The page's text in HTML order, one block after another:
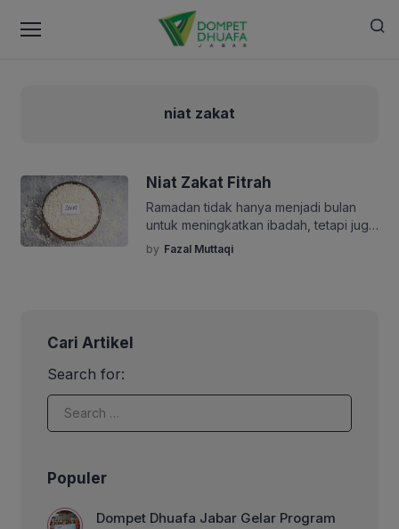
niat zakat
Niat Zakat Fitrah
Ramadan tidak hanya menjadi bulan
untuk meningkatkan ibadah, tetapi juga
momen untuk menyucikan diri, salah
satunya melalui zakat fitrah. Zakat fitrah
by Fazal Muttaqi
Cari Artikel
Search for:
Populer
Dompet Dhuafa Jabar Gelar Program